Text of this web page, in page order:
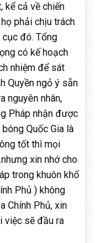
kể cả về chiến
phải chịu trách
đó. Tổng
có kế hoạch
nhiệm để sát
Quyền ngỏ ý sẵn
nguyên nhân,
Pháp nhận được
Quốc Gia là
tốt thì mọi
xin nhớ cho
trong khuôn khổ
Phủ ) không
Chính Phủ, xin
việc sẽ đầu ra